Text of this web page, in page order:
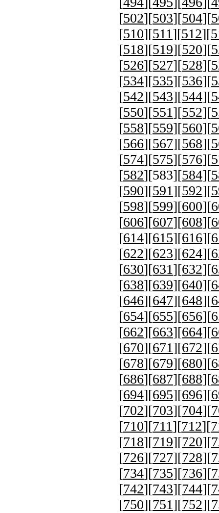
[502][503][504][
[510][511][512][
[518][519][520][
[526][527][528][
[534][535][536][
[542][543][544][
[550][551][552][
[558][559][560][
[566][567][568][
[574][575][576][
[582][583][584][
[590][591][592][
[598][599][600][
[606][607][608][
[614][615][616][
[622][623][624][
[630][631][632][
[638][639][640][
[646][647][648][
[654][655][656][
[662][663][664][
[670][671][672][
[678][679][680][
[686][687][688][
[694][695][696][
[702][703][704][
[710][711][712][
[718][719][720][
[726][727][728][
[734][735][736][
[742][743][744][
[750][751][752][